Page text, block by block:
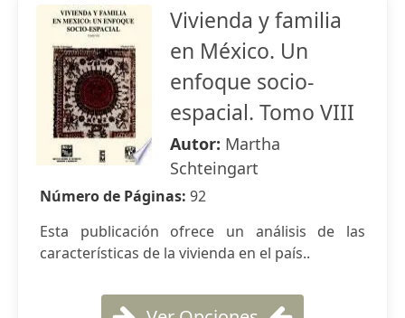
Vivienda y familia
en México. Un
enfoque socio-
espacial. Tomo VIII
Autor: Martha
Schteingart
Número de Páginas: 92
Esta publicación ofrece un análisis de las
características de la vivienda en el país..